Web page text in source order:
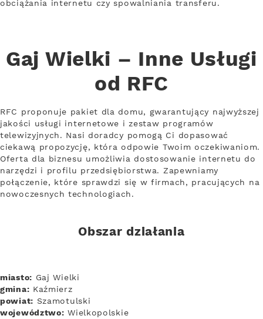
obciążania internetu czy spowalniania transferu.
Gaj Wielki – Inne Usługi
od RFC
RFC proponuje pakiet dla domu, gwarantujący najwyższej
jakości usługi internetowe i zestaw programów
telewizyjnych. Nasi doradcy pomogą Ci dopasować
ciekawą propozycję, która odpowie Twoim oczekiwaniom.
Oferta dla biznesu umożliwia dostosowanie internetu do
narzędzi i profilu przedsiębiorstwa. Zapewniamy
połączenie, które sprawdzi się w firmach, pracujących na
nowoczesnych technologiach.
Obszar działania
miasto: Gaj Wielki
gmina: Kaźmierz
powiat: Szamotulski
województwo: Wielkopolskie